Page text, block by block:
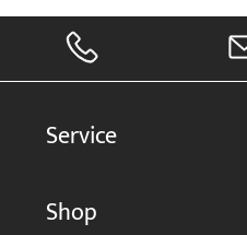
Service
Shop